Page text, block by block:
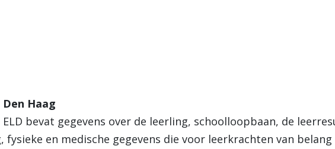
Den Haag
ELD bevat gegevens over de leerling, schoolloopbaan, de
fysieke en medische gegevens die voor leerkrachten van